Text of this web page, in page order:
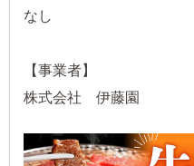
なし
【事業者】
株式会社 伊藤園